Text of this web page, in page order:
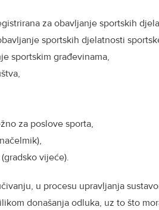
za obavljanje sportskih
sportskih djelatnosti
sportskim građevinama,
za poslove sporta,
vijeće).
u procesu upravljanja
donašanja odluka, uz to što